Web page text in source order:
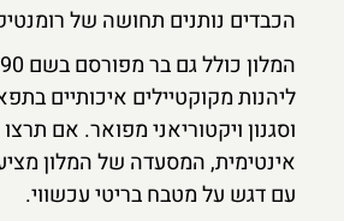
הכבדים נותנים תחושה של רומנטיקה
ליהנות מקוקטיילים איכותיים
וסגנון ויקטוריאני מפואר. אם תרצו
אינטימית, המסעדה של המלון מציעה
עם דגש על מטבח בריטי עכשווי.